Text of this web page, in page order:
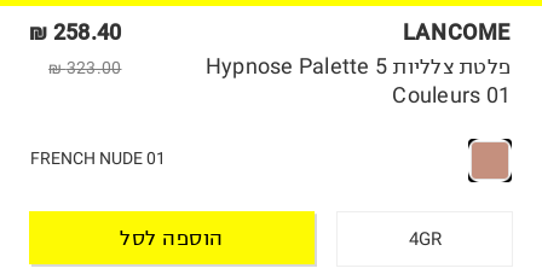
LANCOME
258.40 ₪
323.00 ₪
פלטת צלליות Hypnose Palette 5
Couleurs 01
01 FRENCH NUDE
4GR הוספה לסל